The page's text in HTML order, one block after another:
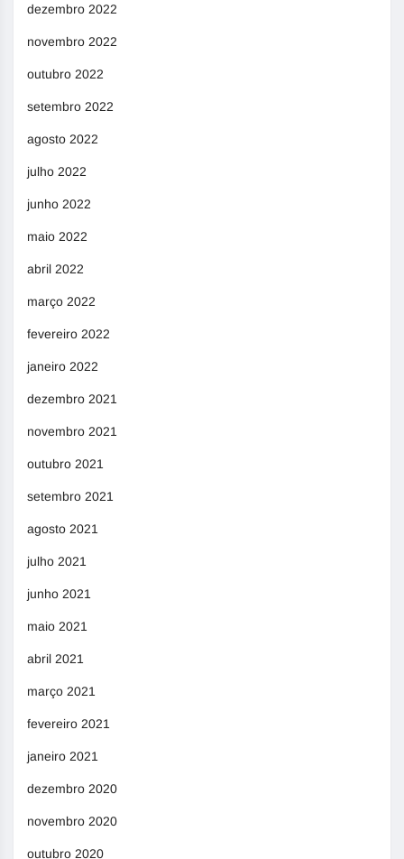
dezembro 2022
novembro 2022
outubro 2022
setembro 2022
agosto 2022
julho 2022
junho 2022
maio 2022
abril 2022
março 2022
fevereiro 2022
janeiro 2022
dezembro 2021
novembro 2021
outubro 2021
setembro 2021
agosto 2021
julho 2021
junho 2021
maio 2021
abril 2021
março 2021
fevereiro 2021
janeiro 2021
dezembro 2020
novembro 2020
outubro 2020